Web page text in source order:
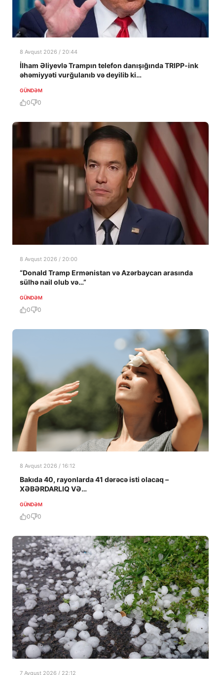
8 Avqust 2026 / 20:44
İlham Əliyevlə Trampın telefon danışığında TRIPP-ink
əhəmiyyəti vurğulanıb və deyilib ki…
GÜNDƏM
0 0
8 Avqust 2026 / 20:00
“Donald Tramp Ermənistan və Azərbaycan arasında
sülhə nail olub və…”
GÜNDƏM
0 0
8 Avqust 2026 / 16:12
Bakıda 40, rayonlarda 41 dərəcə isti olacaq –
XƏBƏRDARLIQ VƏ…
GÜNDƏM
0 0
7 Avqust 2026 / 22:12